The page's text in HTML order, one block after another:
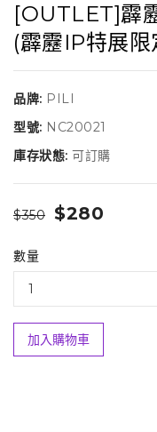
[OUTLET]霹
(霹靂IP特展限
品牌: PILI
型號: NC20021
庫存狀態: 可訂購
$350 $280
數量
加入購物車